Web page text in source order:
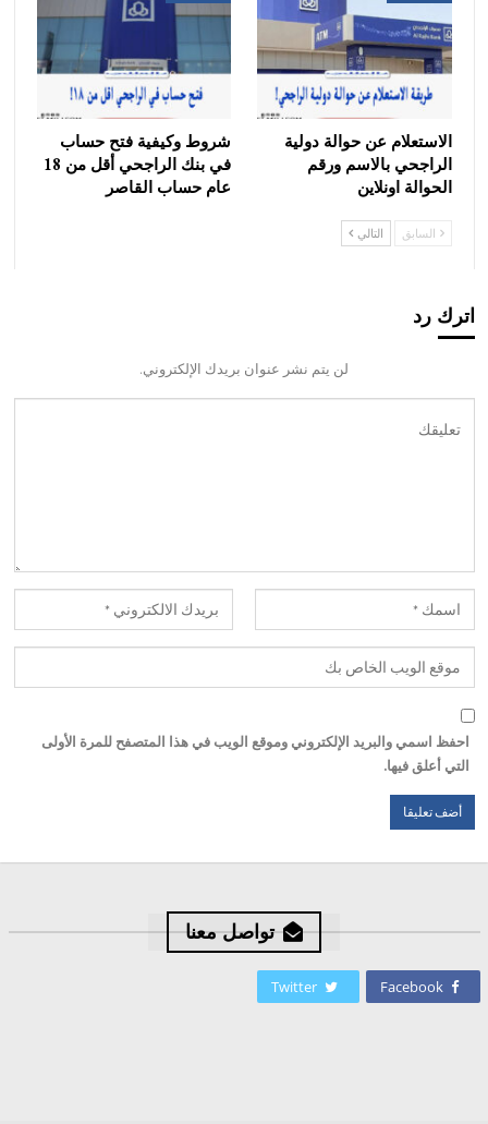
الاستعلام عن حوالة دولية
الراجحي بالاسم ورقم
الحوالة اونلاين
شروط وكيفية فتح حساب
في بنك الراجحي أقل من 18
عام حساب القاصر
السابق التالي
اترك رد
لن يتم نشر عنوان بريدك الإلكتروني.
احفظ اسمي والبريد الإلكتروني وموقع الويب في هذا المتصفح للمرة الأولى
التي أعلق فيها.
تواصل معنا
Facebook
Twitter